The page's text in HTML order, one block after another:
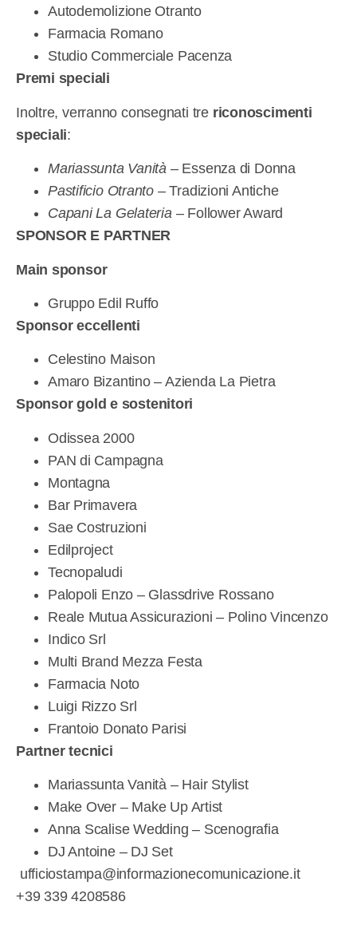
Autodemolizione Otranto
Farmacia Romano
Studio Commerciale Pacenza
Premi speciali
Inoltre, verranno consegnati tre riconoscimenti
speciali:
Mariassunta Vanità – Essenza di Donna
Pastificio Otranto – Tradizioni Antiche
Capani La Gelateria– Follower Award
SPONSOR E PARTNER
Main sponsor
Gruppo Edil Ruffo
Sponsor eccellenti
Celestino Maison
Amaro Bizantino – Azienda La Pietra
Sponsor gold e sostenitori
Odissea 2000
PAN di Campagna
Montagna
Bar Primavera
Sae Costruzioni
Edilproject
Tecnopaludi
Palopoli Enzo – Glassdrive Rossano
Reale Mutua Assicurazioni – Polino Vincenzo
Indico Srl
Multi Brand Mezza Festa
Farmacia Noto
Luigi Rizzo Srl
Frantoio Donato Parisi
Partner tecnici
Mariassunta Vanità – Hair Stylist
Make Over – Make Up Artist
Anna Scalise Wedding – Scenografia
DJ Antoine – DJ Set
ufficiostampa@informazionecomunicazione.it
+39 339 4208586